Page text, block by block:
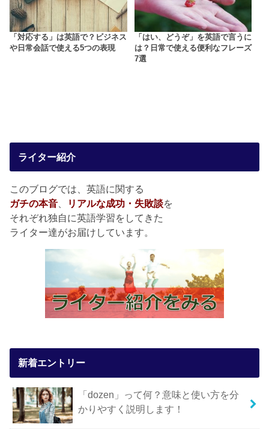
「対応する」は英語で？ビジネス
や日常会話で使える5つの表現
「はい、どうぞ」を英語で言うに
は？日常で使える便利なフレーズ
7選
ライター紹介
このブログでは、英語に関する
ガチの本音
リアルな成功・失敗談を
それぞれ独自に英語学習をしてきた
ライター達がお届けしています。
新着エントリー
「dozen」って何？意味と使い方を分
かりやすく説明します！